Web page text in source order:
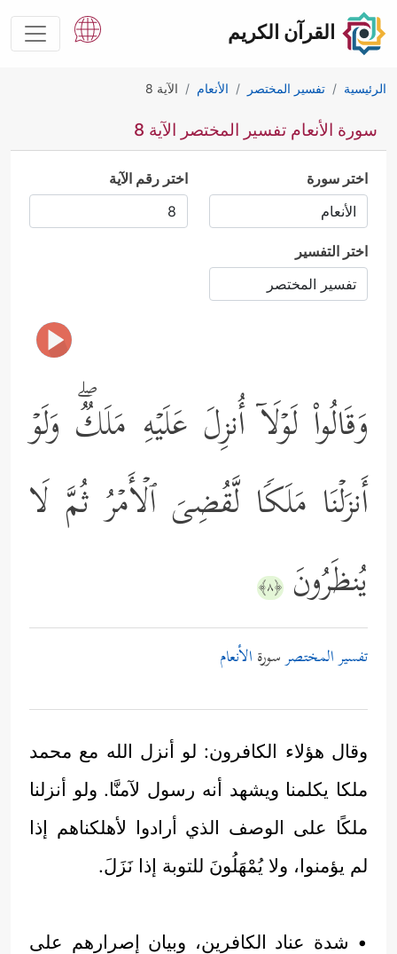
القرآن الكريم
الرئيسية تفسير المختصر الأنعام الآية 8
سورة الأنعام تفسير المختصر الآية 8
اختر سورة اختر رقم الآية
اختر التفسير
وَقَالُواْ لَوۡلَاۤ أُنزِلَ عَلَیۡهِ مَلَكࣱۖ وَلَوۡ
أَنزَلۡنَا مَلَكࣰا لَّقُضِیَ ٱلۡأَمۡرُ ثُمَّ لَا
یُنظَرُونَ ﴿٨﴾
تفسير المختصرسورة الأنعام
وقال هؤلاء الكافرون: لو أنزل الله مع محمد
ملكا يكلمنا ويشهد أنه رسول لآمنَّا. ولو أنزلنا
ملكًا على الوصف الذي أرادوا لأهلكناهم إذا
لم يؤمنوا، ولا يُمْهَلُونَ للتوبة إذا نَزَلَ.
• شدة عناد الكافرين، وبيان إصرارهم على